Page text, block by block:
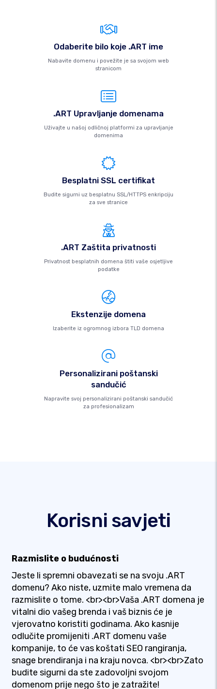
Odaberite bilo koje .ART ime
Nabavite domenu i povežite je sa svojom web
stranicom
.ART Upravljanje domenama
Uživajte u našoj odličnoj platformi za upravljanje
domenima
Besplatni SSL certifikat
Budite sigurni uz besplatnu SSL/HTTPS enkripciju
za sve stranice
.ART Zaštita privatnosti
Privatnost besplatnih domena štiti vaše osjetljive
podatke
Ekstenzije domena
Izaberite iz ogromnog izbora TLD domena
Personalizirani poštanski
sandučić
Napravite svoj personalizirani poštanski sandučić
za profesionalizam
Korisni savjeti
Razmislite o budućnosti
Jeste li spremni obavezati se na svoju .ART
domenu? Ako niste, uzmite malo vremena da
razmislite o tome. <br><br>Vaša .ART domena je
vitalni dio vašeg brenda i vaš biznis će je
vjerovatno koristiti godinama. Ako kasnije
odlučite promijeniti .ART domenu vaše
kompanije, to će vas koštati SEO rangiranja,
snage brendiranja i na kraju novca. <br><br>Zato
budite sigurni da ste zadovoljni svojom
domenom prije nego što je zatražite!